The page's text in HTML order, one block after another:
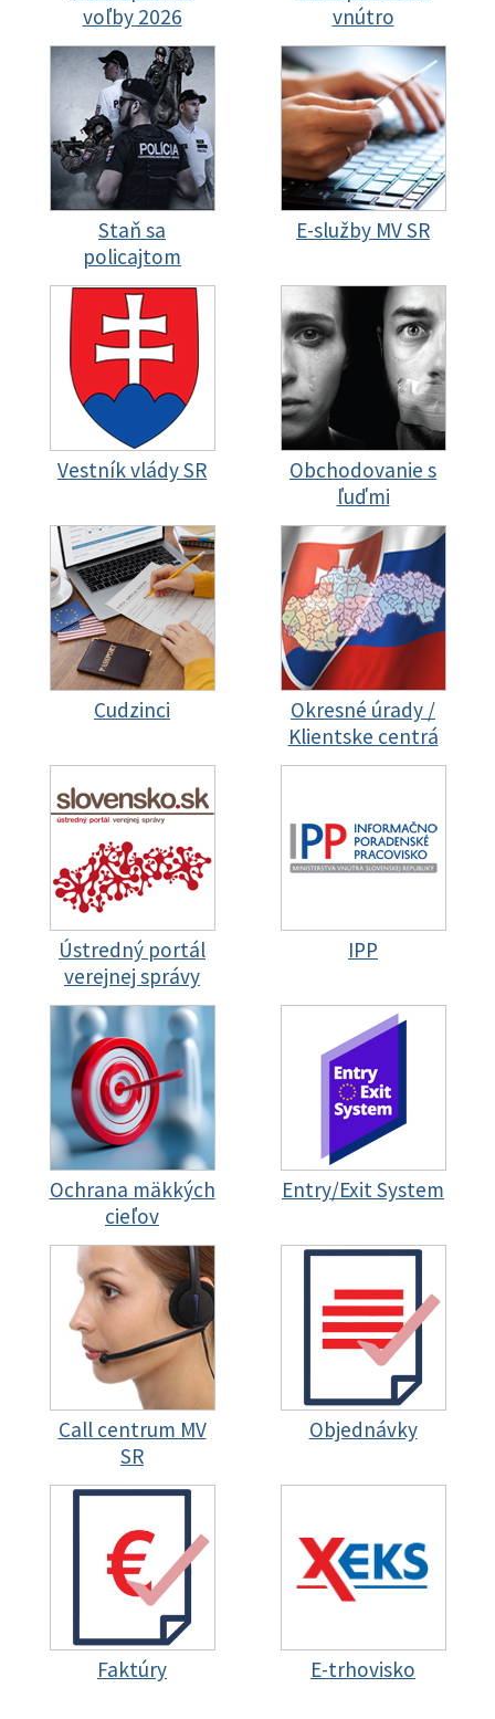
voľby 2026
vnútro
Staň sa
policajtom
E-služby MV SR
Vestník vlády SR
Obchodovanie s
ľuďmi
Cudzinci
Okresné úrady /
Klientske centrá
Ústredný portál
verejnej správy
IPP
Ochrana mäkkých
cieľov
Entry/Exit System
Call centrum MV
SR
Objednávky
Faktúry E-trhovisko